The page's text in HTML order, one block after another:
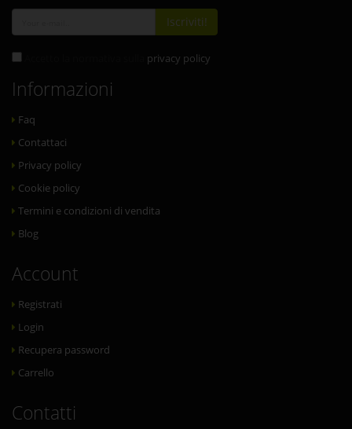
Iscriviti!
privacy policy
Informazioni
Faq
Contattaci
Privacy policy
Cookie policy
Termini e condizioni di vendita
Blog
Account
Registrati
Login
Recupera password
Carrello
Contatti